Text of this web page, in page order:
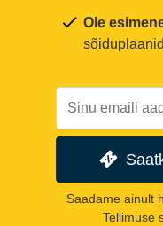
Ole
Saadame ainult
Tellimuse